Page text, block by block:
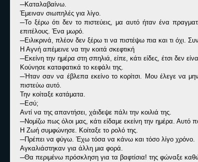
─Καταλαβαίνω.
Έμειναν σιωπηλές για λίγο.
─Το ξέρω ότι δεν το πιστεύεις, μα αυτό ήταν ένα
επιτέλους. Ένα μωρό.
─Ειλικρινά, πλέον δεν ξέρω τι να πιστέψω πια και τι όχι.
Η Αγνή απέμεινε να την κοιτά σκεφτική
─Εκείνη την ημέρα στη σπηλιά, είπε, κάτι είδες, έτσι δεν
Κούνησε καταφατικά το κεφάλι της.
─Ήταν σαν να έβλεπα εκείνο το κορίτσι. Μου έλεγε να
πιστεύω αυτό.
Την κοίταξε κατάματα.
─Εσύ;
Αντί να της απαντήσει, χάιδεψε πάλι την κοιλιά της.
─Νομίζω πως όλοι μας, κάτι είδαμε εκείνη την ημέρα. Αυτό
Η Ζωή συμφώνησε. Κοίταξε το ρολό της.
─Πρέπει να φύγω. Έχω τόσα να κάνω και τόσο λίγο χρόνο.
Αγκαλιάστηκαν για άλλη μια φορά.
─Θα περιμένω πρόσκληση για τα βαφτίσια! της φώναξε